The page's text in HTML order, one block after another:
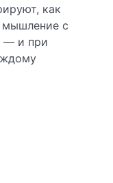
как
мышление с
— и при